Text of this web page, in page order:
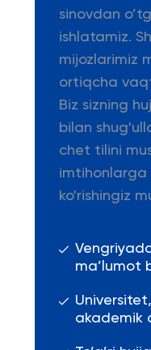
sinovdan
ishlatamiz.
mijozlarimiz
ortiqcha
Biz sizning
bilan
chet tilini
imtihonlarga
ko'rishingiz
ma’lumot
akademik